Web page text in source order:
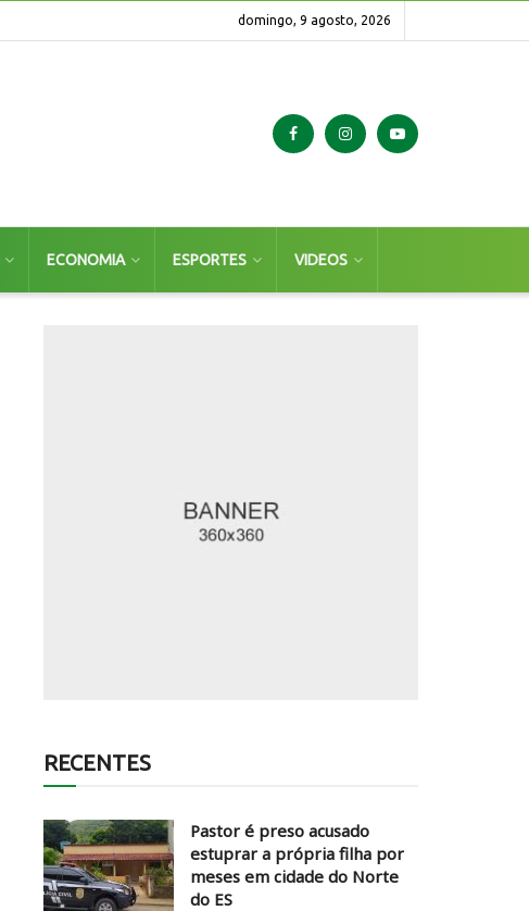
domingo, 9 agosto, 2026
ECONOMIA ESPORTES VIDEOS
RECENTES
Pastor é preso acusado
estuprar a própria filha por
meses em cidade do Norte
do ES